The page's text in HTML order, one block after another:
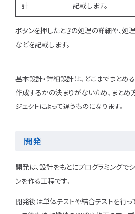
計
記載します。
ボタンを押したときの処理の詳細や、処
などを記載します。
基本設計・詳細設計は、どこまでまとめ
作成するかの決まりがないため、まと
ジェクトによって違うものになります。
開発
開発は、設計をもとにプログラミングで
ンを作る工程です。
開発後は単体テストや結合テストを行っ